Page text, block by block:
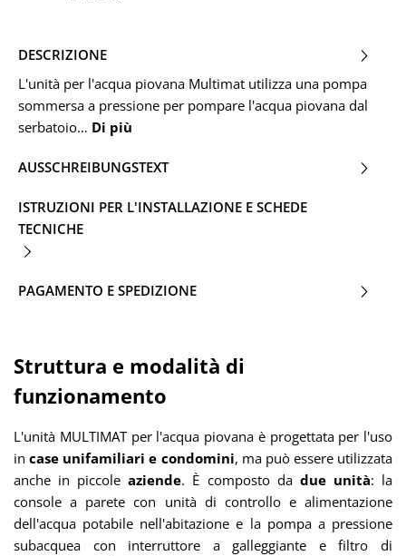
DESCRIZIONE
L'unità per l'acqua piovana Multimat utilizza una pompa
sommersa a pressione per pompare l'acqua piovana dal
serbatoio… Di più
AUSSCHREIBUNGSTEXT
ISTRUZIONI PER L'INSTALLAZIONE E SCHEDE
TECNICHE
PAGAMENTO E SPEDIZIONE
Struttura e modalità di
funzionamento
L'unità MULTIMAT per l'acqua piovana è progettata per l'uso
incase unifamiliari e condomini, ma può essere utilizzata
anche in piccoleaziende. È composto da due unità: la
console a parete con unità di controllo e alimentazione
dell'acqua potabile nell'abitazione e la pompa a pressione
subacquea con interruttore a galleggiante e filtro di